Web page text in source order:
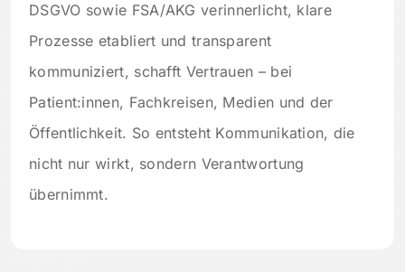
DSGVO sowie FSA/AKG verinnerlicht, klare
Prozesse etabliert und transparent
kommuniziert, schafft Vertrauen – bei
Patient:innen, Fachkreisen, Medien und der
Öffentlichkeit. So entsteht Kommunikation, die
nicht nur wirkt, sondern Verantwortung
übernimmt.